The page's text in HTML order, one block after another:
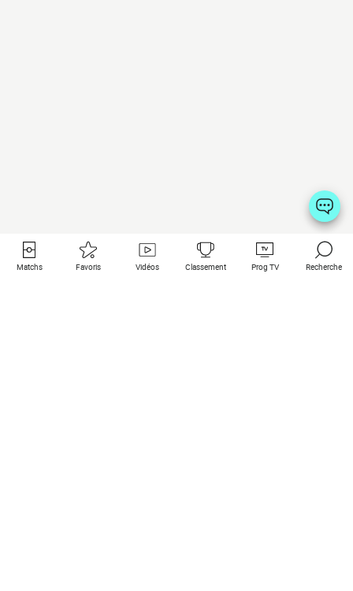
Matchs Favoris Vidéos Classement Prog TV Recherche